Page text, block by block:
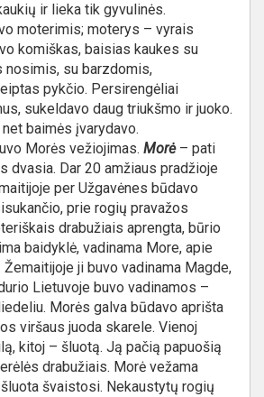
ir lieka tik gyvulinės.
moterimis; moterys – vyrais
komiškas, baisias kaukes su
nosimis, su barzdomis,
pykčio. Persirengėliai
sukeldavo daug triukšmo ir juoko.
baimės įvarydavo.
Morės vežiojimas. Morė– pati
dvasia. Dar 20 amžiaus pradžioje
per Užgavėnes būdavo
prie rogių pravažos
drabužiais aprengta, būrio
baidyklė, vadinama More, apie
ji buvo vadinama Magde,
Lietuvoje buvo vadinamos –
Morės galva būdavo aprišta
viršaus juoda skarele. Vienoj
kitoj – šluotą. Ją pačią papuošią
drabužiais. Morė vežama
švaistosi. Nekaustytų rogių